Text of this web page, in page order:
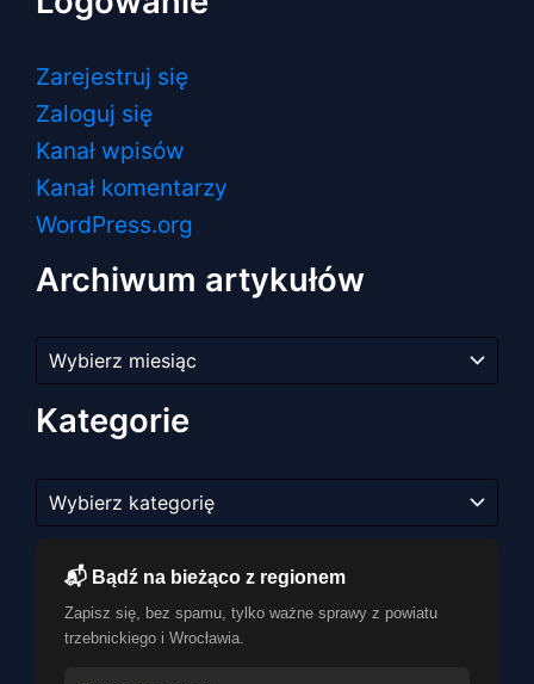
Zarejestruj się
Zaloguj się
Kanał wpisów
Kanał komentarzy
WordPress.org
Archiwum artykułów
artykułów
Kategorie
📬 Bądź na bieżąco z regionem
Zapisz się, bez spamu, tylko ważne sprawy z powiatu
trzebnickiego i Wrocławia.